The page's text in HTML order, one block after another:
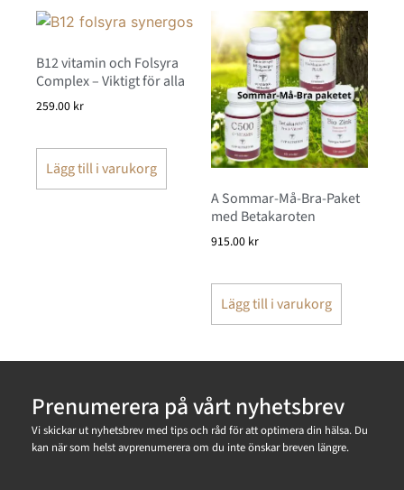
B12 vitamin och Folsyra
Complex – Viktigt för alla
259.00 kr
Lägg till i varukorg
A Sommar-Må-Bra-Paket
med Betakaroten
915.00 kr
Lägg till i varukorg
Prenumerera på vårt nyhetsbrev
Vi skickar ut nyhetsbrev med tips och råd för att optimera din hälsa. Du
kan när som helst avprenumerera om du inte önskar breven längre.